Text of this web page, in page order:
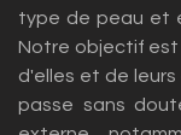
type de peau et
Notre objectif est
d'elles et de
passe sans